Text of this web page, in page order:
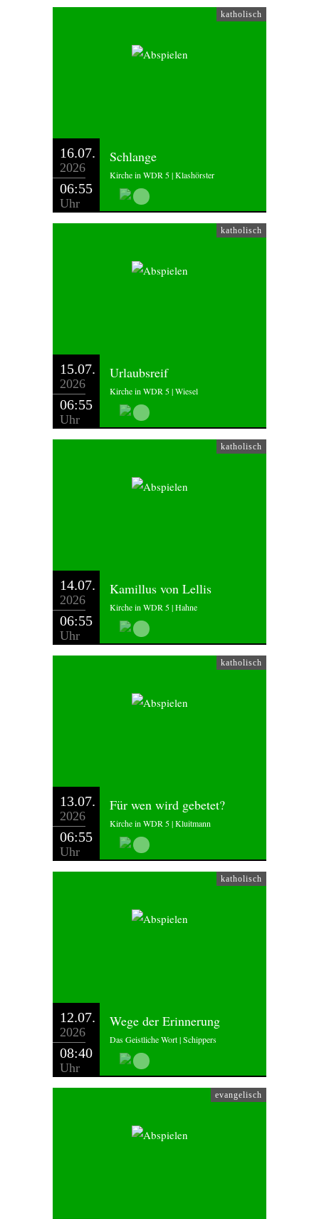
katholisch
16.07.
2026
06:55
Uhr
Schlange
Kirche in WDR 5 | Klashörster
katholisch
15.07.
2026
06:55
Uhr
Urlaubsreif
Kirche in WDR 5 | Wiesel
katholisch
14.07.
2026
06:55
Uhr
Kamillus von Lellis
Kirche in WDR 5 | Hahne
katholisch
13.07.
2026
06:55
Uhr
Für wen wird gebetet?
Kirche in WDR 5 | Kluitmann
katholisch
12.07.
2026
08:40
Uhr
Wege der Erinnerung
Das Geistliche Wort | Schippers
evangelisch